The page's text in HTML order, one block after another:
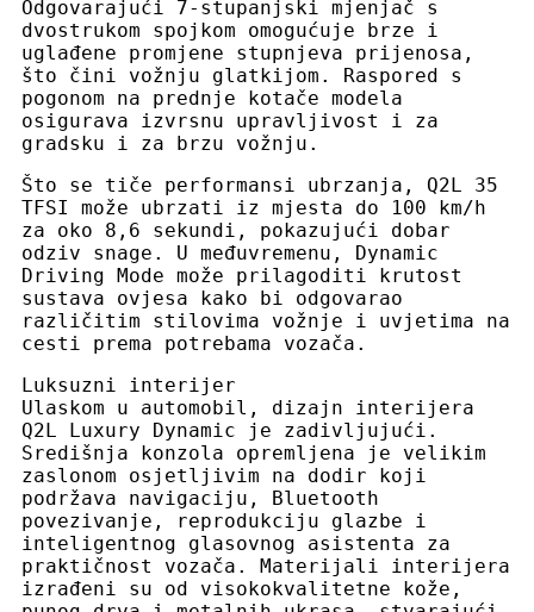
Odgovarajući 7-stupanjski mjenjač s
dvostrukom spojkom omogućuje brze i
uglađene promjene stupnjeva prijenosa,
što čini vožnju glatkijom. Raspored s
pogonom na prednje kotače modela
osigurava izvrsnu upravljivost i za
gradsku i za brzu vožnju.
Što se tiče performansi ubrzanja, Q2L 35
TFSI može ubrzati iz mjesta do 100 km/h
za oko 8,6 sekundi, pokazujući dobar
odziv snage. U međuvremenu, Dynamic
Driving Mode može prilagoditi krutost
sustava ovjesa kako bi odgovarao
različitim stilovima vožnje i uvjetima na
cesti prema potrebama vozača.
Luksuzni interijer
Ulaskom u automobil, dizajn interijera
Q2L Luxury Dynamic je zadivljujući.
Središnja konzola opremljena je velikim
zaslonom osjetljivim na dodir koji
podržava navigaciju, Bluetooth
povezivanje, reprodukciju glazbe i
inteligentnog glasovnog asistenta za
praktičnost vozača. Materijali interijera
izrađeni su od visokokvalitetne kože,